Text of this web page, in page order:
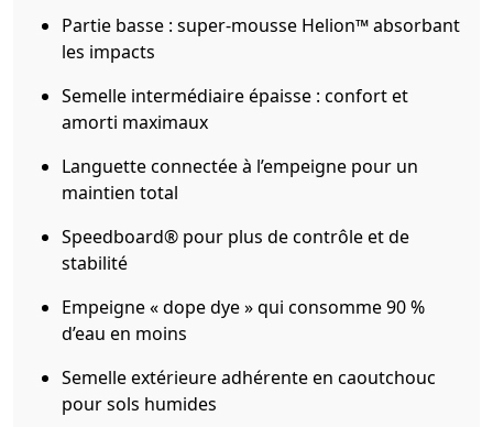
Partie basse : super-mousse Helion™ absorbant
les impacts
Semelle intermédiaire épaisse : confort et
amorti maximaux
Languette connectée à l’empeigne pour un
maintien total
Speedboard® pour plus de contrôle et de
stabilité
Empeigne « dope dye » qui consomme 90 %
d’eau en moins
Semelle extérieure adhérente en caoutchouc
pour sols humides